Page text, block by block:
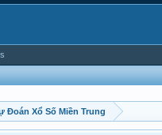
Đoán Xổ Số Miền Trung